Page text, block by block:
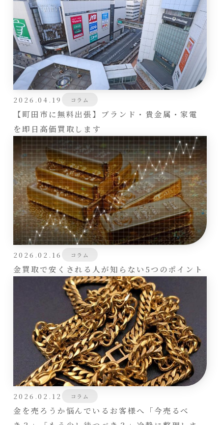
2026.04.19 コラム
【町田市に無料出張】ブランド・貴金属・家電
を即日高価買取します
2026.02.16 コラム
金買取で安くされる人が知らない5つのポイント
2026.02.12 コラム
金を売ろうか悩んでいるお客様へ「今売るべ